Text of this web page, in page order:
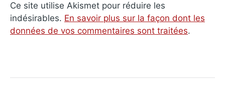
Ce site utilise Akismet pour réduire les
indésirables. En savoir plus sur la façon dont les
données de vos commentaires sont traitées.